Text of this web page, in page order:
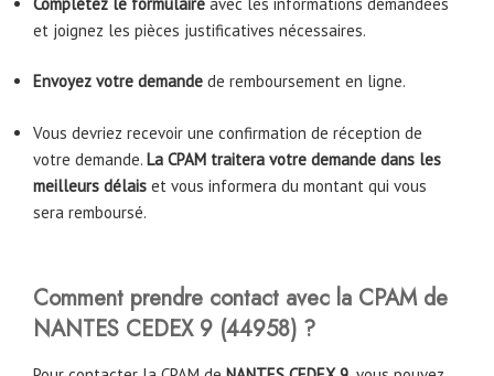
et joignez les pièces justificatives nécessaires.
Envoyez votre demande de remboursement en ligne.
Vous devriez recevoir une confirmation de réception de
votre demande. La CPAM traitera votre demande dans les
meilleurs délais et vous informera du montant qui vous
sera remboursé.
Comment prendre contact avec la CPAM de
NANTES CEDEX 9 (44958) ?